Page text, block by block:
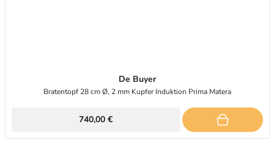
De Buyer
Bratentopf 28 cm Ø, 2 mm Kupfer Induktion Prima Matera
740,00 €